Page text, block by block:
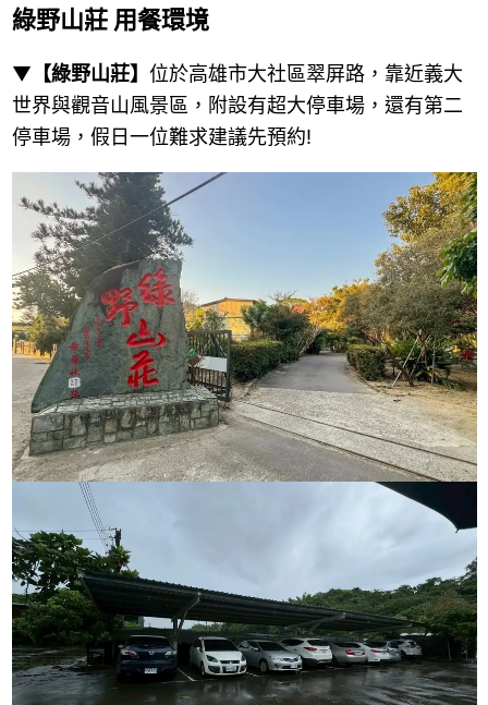
綠野山莊用餐環境
▼ 【綠野山莊】 位於高雄市大社區翠屏路，靠近義大
世界與觀音山風景區，附設有超大停車場，還有第二
停車場，假日一位難求建議先預約!